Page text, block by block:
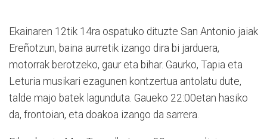
Ekainaren 12tik 14ra ospatuko dituzte San Antonio jaiak
Ereñotzun, baina aurretik izango dira bi jarduera,
motorrak berotzeko, gaur eta bihar. Gaurko, Tapia eta
Leturia musikari ezagunen kontzertua antolatu dute,
talde majo batek lagunduta. Gaueko 22:00etan hasiko
da, frontoian, eta doakoa izango da sarrera.